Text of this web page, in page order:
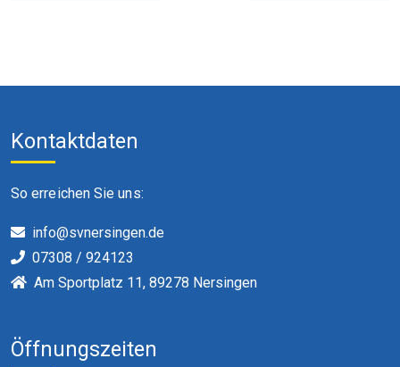
Kontaktdaten
So erreichen Sie uns:
info@svnersingen.de
07308 / 924123
Am Sportplatz 11, 89278 Nersingen
Öffnungszeiten